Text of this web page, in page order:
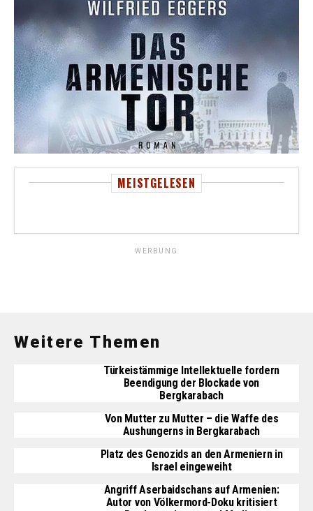
MEISTGELESEN
WERBUNG
Weitere Themen
Türkeistämmige Intellektuelle fordern
Beendigung der Blockade von
Bergkarabach
Von Mutter zu Mutter – die Waffe des
Aushungerns in Bergkarabach
Platz des Genozids an den Armeniern in
Israel eingeweiht
Angriff Aserbaidschans auf Armenien:
Autor von Völkermord-Doku kritisiert